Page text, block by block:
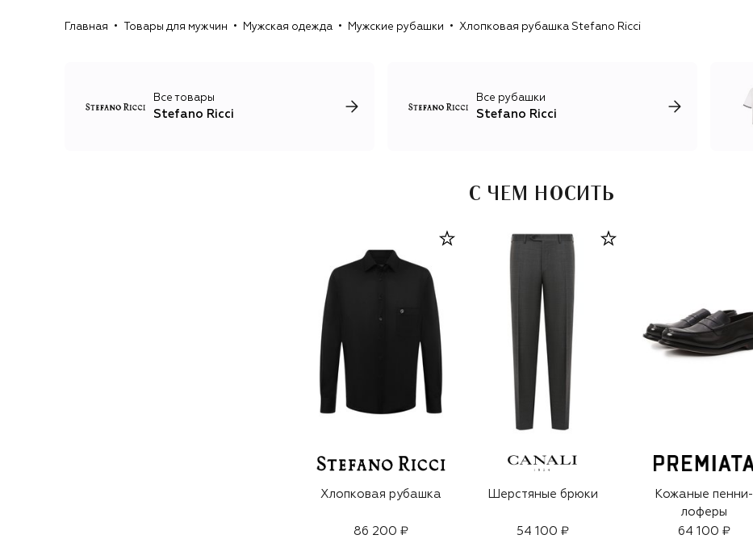
неформальные футболки и лонгсливы, изображение
Главная Товары для мужчин Мужская одежда Мужские рубашки Хлопковая рубашка Stefano Ricci
Все товары
Stefano Ricci
Все рубашки
Stefano Ricci
С ЧЕМ НОСИТЬ
Хлопковая рубашка
86 200 ₽
Шерстяные брюки
54 100 ₽
Кожаные пенни-
лоферы
64 100 ₽